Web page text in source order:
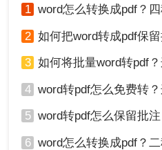
1 word怎么转换成pdf？四种实用方法
2 如何把word转成pdf保留批
3 如何将批量word转pdf？这三
4 word转pdf怎么免费转
5 word转pdf怎么保留批注
6 word怎么转换成pdf？